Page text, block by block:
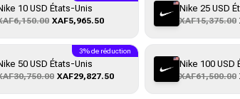
10 USD États-Unis
XAF5,965.50
Nike 25 USD
XAF15,375.00
50 USD États-Unis
XAF29,827.50
3% de réduction
Nike 100 USD
XAF61,500.00